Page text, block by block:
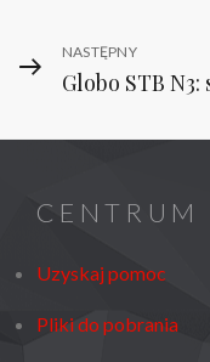
Next
Post
NASTĘPNY
Globo STB
CENTRUM
Uzyskaj pomoc
Pliki do pobrania